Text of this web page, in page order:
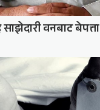
वनबाट बेपत्ता